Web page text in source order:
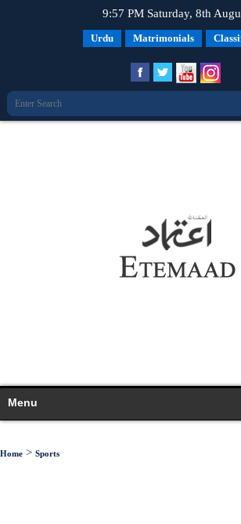
9:57 PM Saturday, 8th
Urdu Matrimonials
Menu
Home > Sports